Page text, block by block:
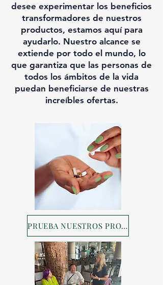
desee experimentar los beneficios
transformadores de nuestros
productos, estamos aquí para
ayudarlo. Nuestro alcance se
extiende por todo el mundo, lo
que garantiza que las personas de
todos los ámbitos de la vida
puedan beneficiarse de nuestras
increíbles ofertas.
PRUEBA NUESTROS PRODUCTOS